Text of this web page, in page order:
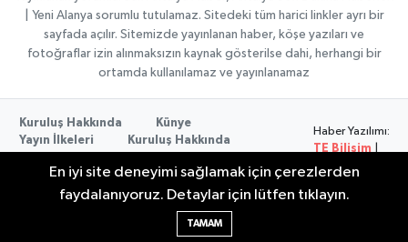
| Yeni Alanya sorumlu tutulamaz. Sitedeki tüm harici linkler ayrı bir
sayfada açılır. Sitemizde yayınlanan haber, köşe yazıları ve
fotoğraflar izin alınmaksızın kaynak gösterilse dahi, herhangi bir
ortamda kullanılamaz ve yayınlanamaz
Kuruluş Hakkında
Künye
Yayın İlkeleri
Kuruluş Hakkında
Kullanım Şartları
Haber Yazılımı:
TE Bilişim
Copyright ©
En iyi site deneyimi sağlamak için çerezlerden
faydalanıyoruz. Detaylar için lütfen tıklayın.
TAMAM